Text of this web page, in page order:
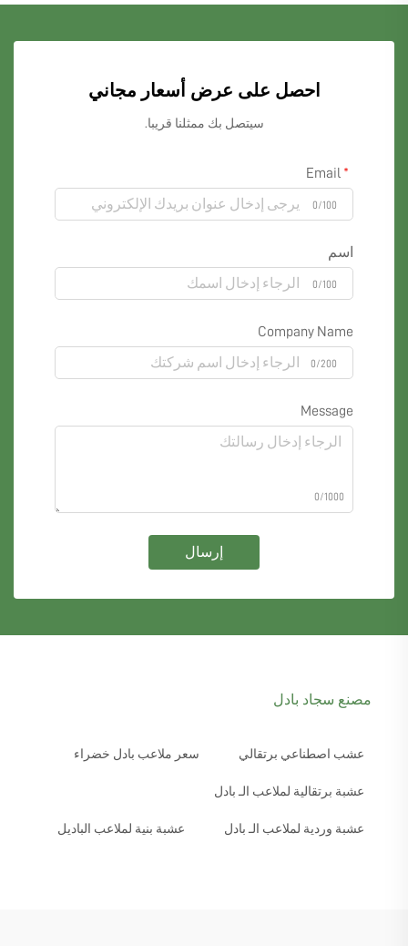
احصل على عرض أسعار مجاني
سيتصل بك ممثلنا قريبا.
0/100
اسم
0/100
Company Name
0/200
Message
0/1000
إرسال
مصنع سجاد بادل
عشب اصطناعي برتقالي سعر ملاعب بادل خضراء
عشبة برتقالية لملاعب الـ بادل
عشبة وردية لملاعب الـ بادل عشبة بنية لملاعب الباديل